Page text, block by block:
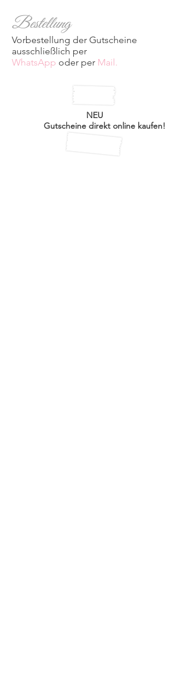
Bestellung
Vorbestellung der Gutscheine
ausschließlich per
WhatsApp oder per Mail.
NEU
Gutscheine direkt online kaufen!